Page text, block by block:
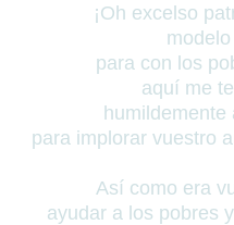
¡Oh excelso
para con los
aquí me
humildemente
para implorar vuestro
Así como era
ayudar a los pobres